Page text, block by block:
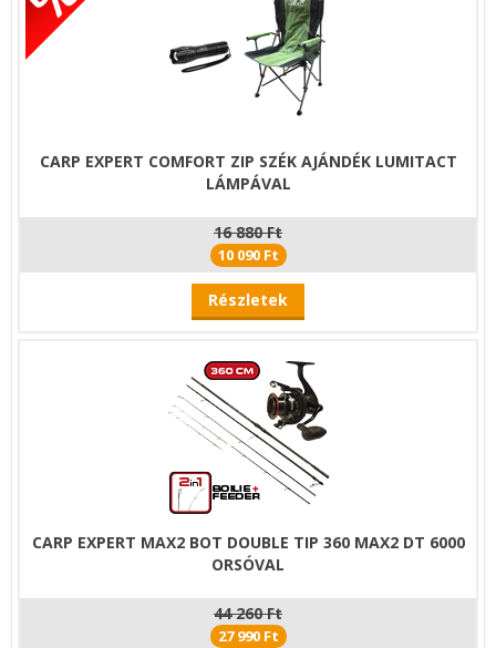
CARP EXPERT COMFORT ZIP SZÉK AJÁNDÉK LUMITACT
LÁMPÁVAL
16 880 Ft
10 090 Ft
Részletek
CARP EXPERT MAX2 BOT DOUBLE TIP 360 MAX2 DT 6000
ORSÓVAL
44 260 Ft
27 990 Ft